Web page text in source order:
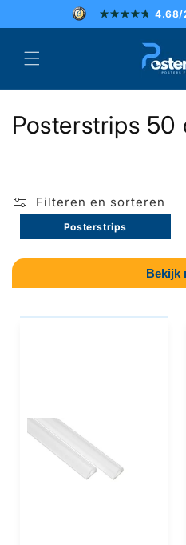
content
4.68/
UITSTEKENDE
C
e
Posterstrips 50
Filteren en sorteren
Posterstrips
Bekijk